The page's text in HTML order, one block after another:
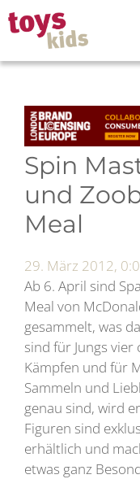
Zum
Inhalt
springen
Spin
und
Meal
29. März 2012,
Ab 6. April sind
Meal von
gesammelt, was
sind für Jungs vier
Kämpfen und für
Sammeln und
genau sind, wird
Figuren sind
erhältlich und
etwas ganz